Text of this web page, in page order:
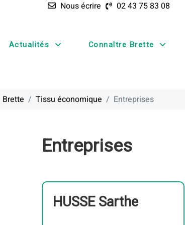
Nous écrire 02 43 75 83 08
Actualités Connaître Brette
Brette Tissu économique Entreprises
Entreprises
HUSSE Sarthe